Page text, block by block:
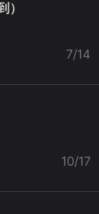
）
7/14
10/17